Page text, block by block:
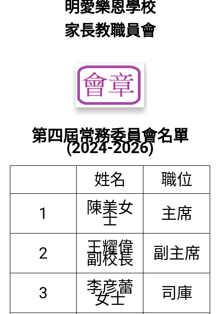
明愛樂恩學校
家長教職員會
第四屆常務委員會名單
(2024-2026)
姓名
職位
1
陳美女
士 主席
2 王耀偉
副校長 副主席
3 李彦蕾
女士 司庫